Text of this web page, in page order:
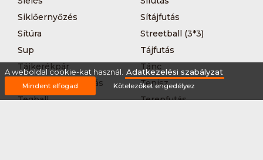
Siklőernyőzés
Sítájfutás
Sítúra
Streetball (3*3)
Sup
Tájfutás
Tájkerékpár
Tánc
Teljesítménytúrázás
Tenisz
Teqball
Terepfutás
A weboldal cookie-kat használ. Adatkezelési szabályzat
Mindent elfogad Kötelezőket engedélyez